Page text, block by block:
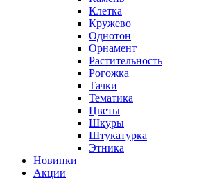
Клетка
Кружево
Однотон
Орнамент
Растительность
Рогожка
Тачки
Тематика
Цветы
Шкуры
Штукатурка
Этника
Новинки
Акции